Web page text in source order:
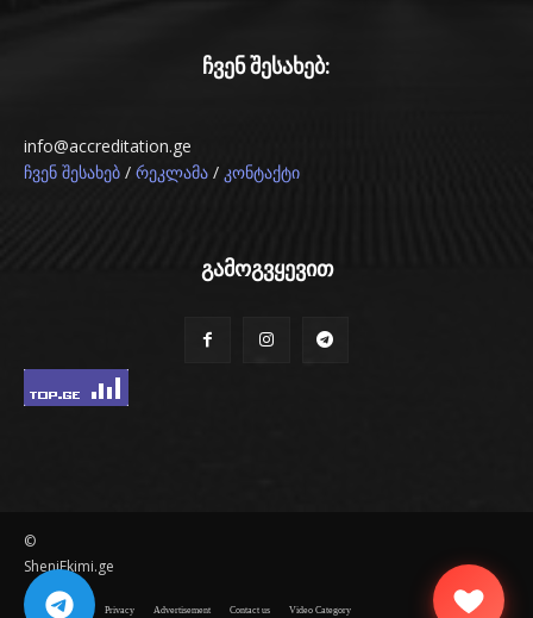
ჩვენ შესახებ:
info@accreditation.ge
ჩვენ შესახებ / რეკლამა / კონტაქტი
გამოგვყევით
©
SheniEkimi.ge
Disclaimer Privacy Advertisement Contact us Video Category